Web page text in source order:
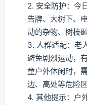
2. 安全防护：今
告牌、大树下、
动的杂物、树枝砸
3. 人群适配：老
避免剧烈运动，
童户外休闲时，
边、高处等危险区
4. 其他提示：户